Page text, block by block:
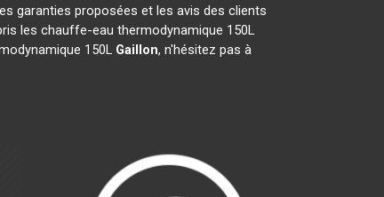
garanties proposées et les avis des clients
les chauffe-eau thermodynamique 150L
150L Gaillon, n'hésitez pas à